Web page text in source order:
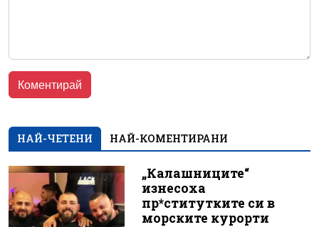
НАЙ-ЧЕТЕНИ НАЙ-КОМЕНТИРАНИ
„Калашниците“
изнесоха
пр*ститутките си в
морските курорти